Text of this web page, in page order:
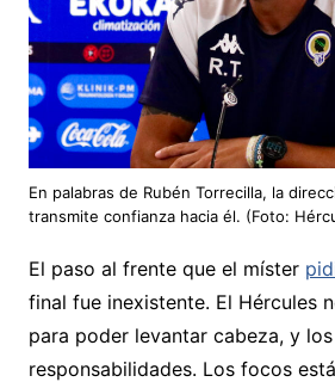
En palabras de Rubén Torrecilla, la
transmite confianza hacia él. (Foto:
El paso al frente que el míster
final fue inexistente. El Hércules
para poder levantar cabeza, y
responsabilidades. Los focos